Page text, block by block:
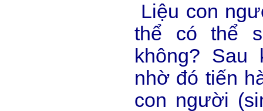
Liệu con
thể có thể
không?
nhờ đó tiến
con người